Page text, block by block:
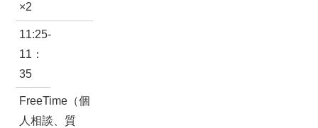
×2
11:25-
11：
35
FreeTime（個
人相談、質